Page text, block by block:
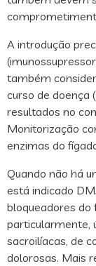
A introdução
também
curso de doença
resultados no
Monitorização
enzimas do
Quando não há
está indicado
bloqueadores do
particularmente,
sacroilíacas, de
dolorosas. Mais